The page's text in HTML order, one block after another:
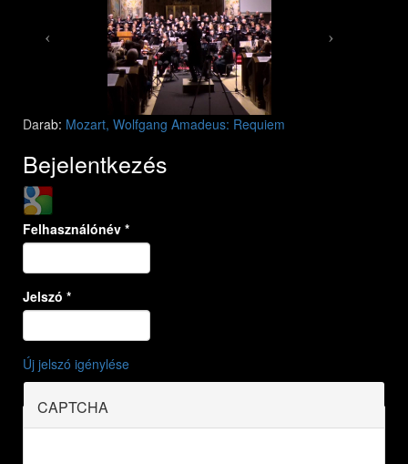
Darab: Mozart, Wolfgang Amadeus: Requiem
Bejelentkezés
Login with Google
Felhasználónév *
Jelszó *
Új jelszó igénylése
CAPTCHA